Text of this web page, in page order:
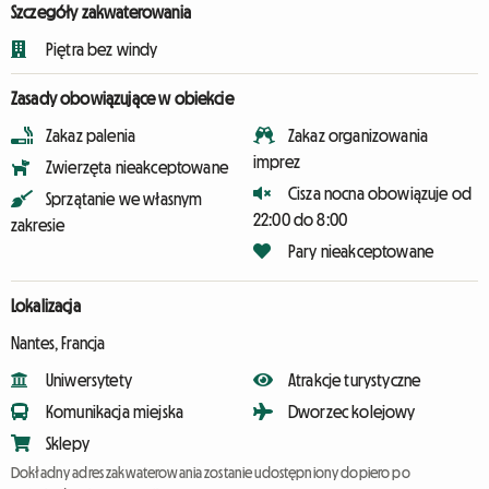
Szczegóły zakwaterowania
Piętra bez windy
Zasady obowiązujące w obiekcie
Zakaz palenia
Zwierzęta nieakceptowane
Sprzątanie we własnym
zakresie
Zakaz organizowania
imprez
Cisza nocna obowiązuje od
22:00 do 8:00
Pary nieakceptowane
Lokalizacja
Nantes, Francja
Uniwersytety
Komunikacja miejska
Sklepy
Atrakcje turystyczne
Dworzec kolejowy
Dokładny adres zakwaterowania zostanie udostępniony dopiero po